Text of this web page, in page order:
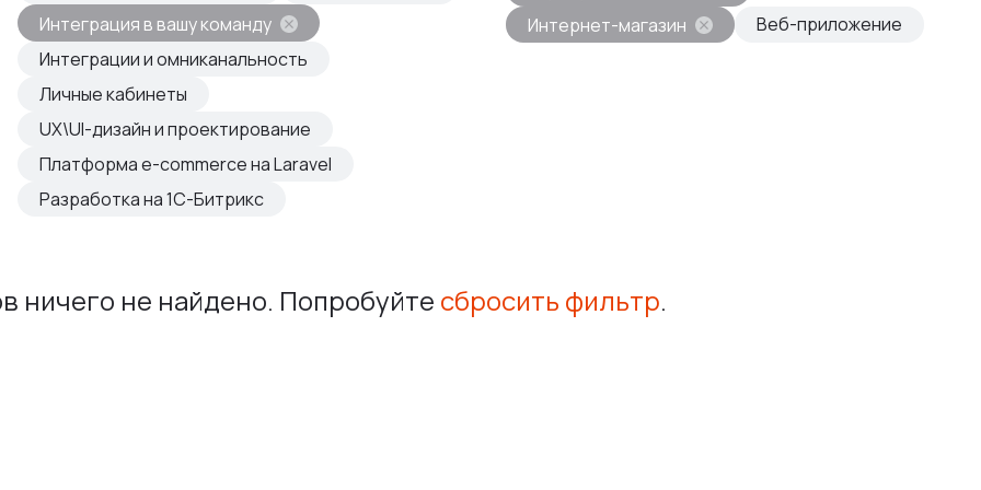
Интеграция в вашу команду
Интеграции и омниканальность
Личные кабинеты
UX\UI-дизайн и проектирование
Платформа e-commerce на Laravel
Разработка на 1С-Битрикс
Интернет-магазин
Веб-приложение
ничего не найдено. Попробуйте сбросить фильтр.